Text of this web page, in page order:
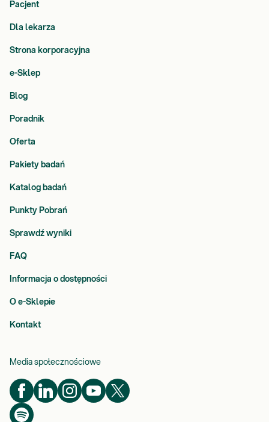
Pacjent
Dla lekarza
Strona korporacyjna
e-Sklep
Blog
Poradnik
Oferta
Pakiety badań
Katalog badań
Punkty Pobrań
Sprawdź wyniki
FAQ
Informacja o dostępności
O e-Sklepie
Kontakt
Media społecznościowe